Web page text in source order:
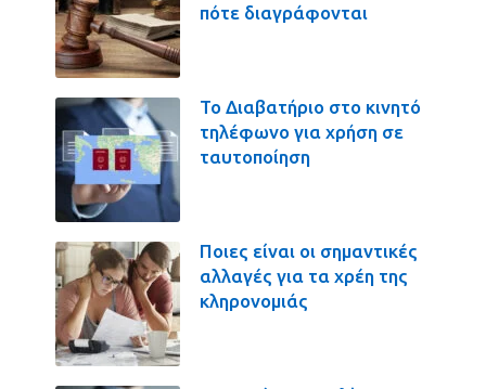
πότε διαγράφονται
Το Διαβατήριο στο κινητό
τηλέφωνο για χρήση σε
ταυτοποίηση
Ποιες είναι οι σημαντικές
αλλαγές για τα χρέη της
κληρονομιάς